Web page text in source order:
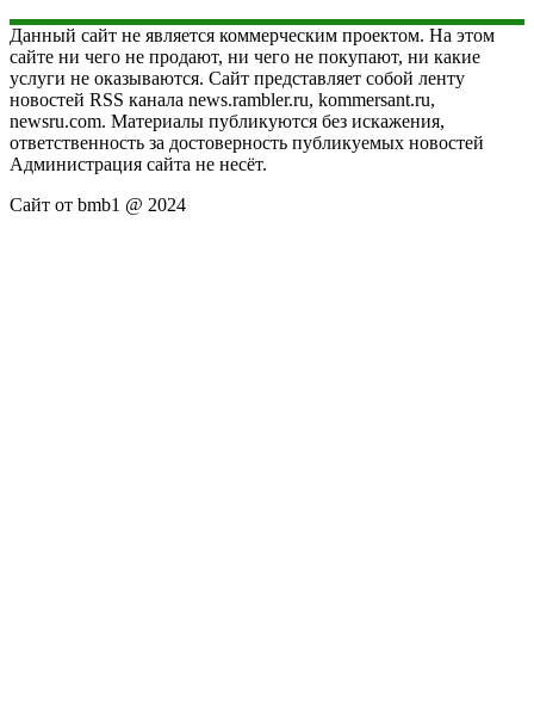
Данный сайт не является коммерческим проектом. На этом
сайте ни чего не продают, ни чего не покупают, ни какие
услуги не оказываются. Сайт представляет собой ленту
новостей RSS канала news.rambler.ru, kommersant.ru,
newsru.com. Материалы публикуются без искажения,
ответственность за достоверность публикуемых новостей
Администрация сайта не несёт.
Сайт от bmb1 @ 2024